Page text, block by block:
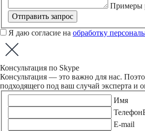
Примеры
Отправить запрос
Я даю согласие на обработку
Консультация по Skype
Консультация — это важно для нас.
подходящего под ваш случай эксперта и
Имя
Телефон
E-mail